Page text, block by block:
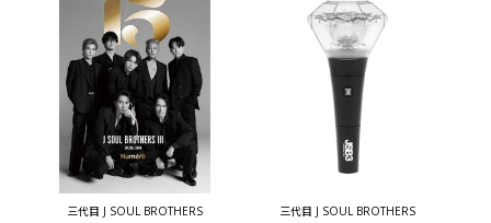
三代目 J SOUL BROTHERS 三代目 J SOUL BROTHERS